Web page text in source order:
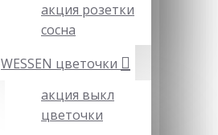
акция розетки
сосна
WESSEN цветочки
акция выкл
цветочки